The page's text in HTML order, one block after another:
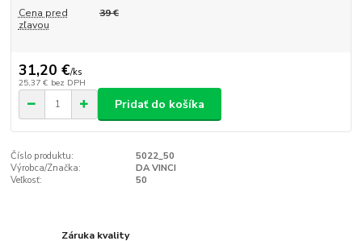
Cena pred
zľavou
39 €
31,20 €/ks
25,37 € bez DPH
Pridať do košíka
Číslo produktu:
5022_50
Výrobca/Značka:
DA VINCI
Veľkosť:
50
Záruka kvality